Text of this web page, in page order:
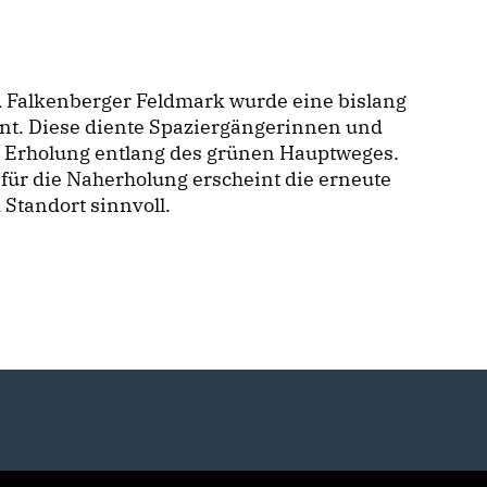
Feldmark wurde eine bislang
Diese diente Spaziergängerinnen und
entlang des grünen Hauptweges.
die Naherholung erscheint die erneute
sinnvoll.